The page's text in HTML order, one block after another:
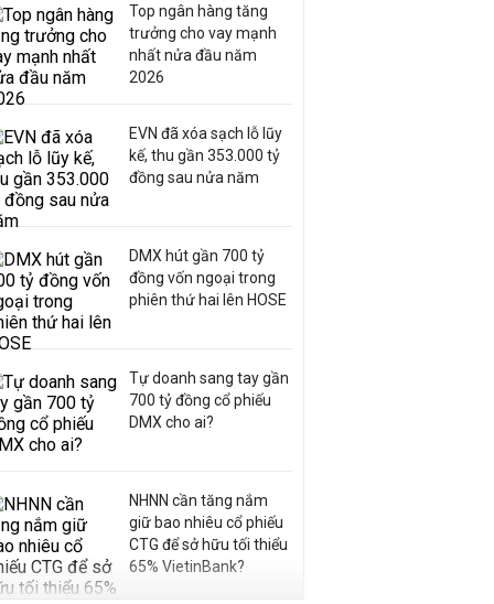
Top ngân hàng tăng
trưởng cho vay mạnh
nhất nửa đầu năm
2026
EVN đã xóa sạch lỗ lũy
kế, thu gần 353.000 tỷ
đồng sau nửa năm
DMX hút gần 700 tỷ
đồng vốn ngoại trong
phiên thứ hai lên HOSE
Tự doanh sang tay gần
700 tỷ đồng cổ phiếu
DMX cho ai?
NHNN cần tăng nắm
giữ bao nhiêu cổ phiếu
CTG để sở hữu tối thiểu
65% VietinBank?